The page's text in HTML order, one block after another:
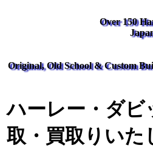
Over 150
Original, Old School & Custom
ハーレー・ダビ
取・買取りいた